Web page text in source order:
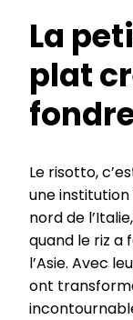
La
plat
Le risotto,
une institution
nord de
quand le riz a
l’Asie. Avec
ont